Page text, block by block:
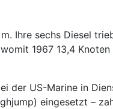
Ihre sechs Diesel
1967 13,4
der US-Marine in
eingesetzt –